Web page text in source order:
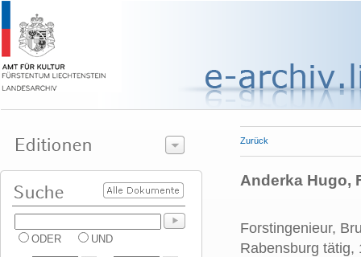
ODER UND
Zurück
Anderka Hugo,
Forstingenieur,
Rabensburg tätig,